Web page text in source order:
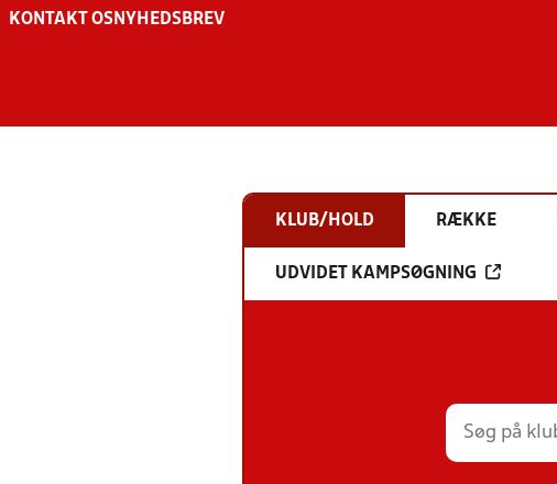
KONTAKT OS NYHEDSBREV
KLUB/HOLD RÆKKE
UDVIDET KAMPSØGNING